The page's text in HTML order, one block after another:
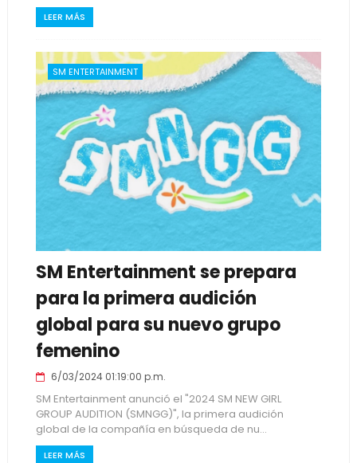
LEER MÁS
SM ENTERTAINMENT
SM Entertainment se prepara
para la primera audición
global para su nuevo grupo
femenino
6/03/2024 01:19:00 p.m.
SM Entertainment anunció el "2024 SM NEW GIRL
GROUP AUDITION (SMNGG)", la primera audición
global de la compañía en búsqueda de nu...
LEER MÁS